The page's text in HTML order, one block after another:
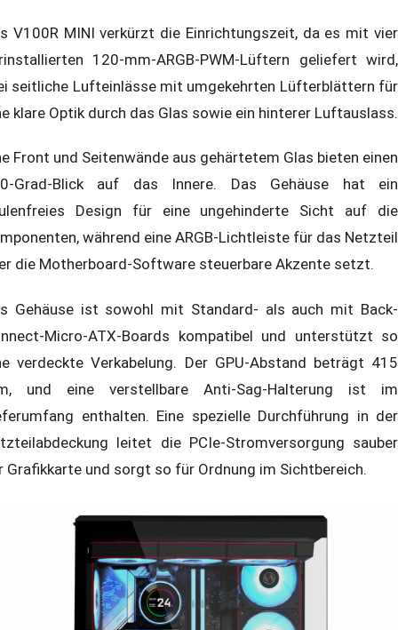
V100R MINI verkürzt die Einrichtungszeit, da es mit vier
120-mm-ARGB-PWM-Lüftern geliefert wird,
seitliche Lufteinlässe mit umgekehrten Lüfterblättern für
klare Optik durch das Glas sowie ein hinterer Luftauslass.
Front und Seitenwände aus gehärtetem Glas bieten einen
Grad-Blick auf das Innere. Das Gehäuse hat ein
Design für eine ungehinderte Sicht auf die
während eine ARGB-Lichtleiste für das Netzteil
die Motherboard-Software steuerbare Akzente setzt.
Gehäuse ist sowohl mit Standard- als auch mit Back-
Micro-ATX-Boards kompatibel und unterstützt so
verdeckte Verkabelung. Der GPU-Abstand beträgt 415
und eine verstellbare Anti-Sag-Halterung ist im
enthalten. Eine spezielle Durchführung in der
leitet die PCIe-Stromversorgung sauber
Grafikkarte und sorgt so für Ordnung im Sichtbereich.